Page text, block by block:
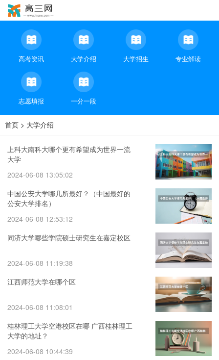
高考资讯 大学介绍 大学招生 专业解读
志愿填报 一分一段
首页 > 大学介绍
上科大南科大哪个更有希望成为世界一流
大学
2024-06-08 13:05:02
中国公安大学哪几所最好？（中国最好的
公安大学排名）
2024-06-08 12:53:12
同济大学哪些学院硕士研究生在嘉定校区
2024-06-08 11:19:38
江西师范大学在哪个区
2024-06-08 11:08:01
桂林理工大学空港校区在哪 广西桂林理工
大学的地址？
2024-06-08 10:44:39